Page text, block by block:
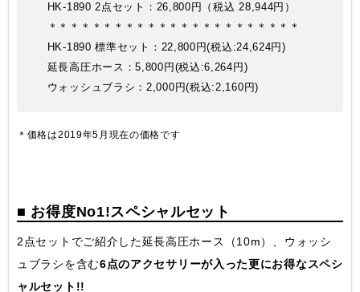
HK-1890 2点セット：26,800円（税込 28,944円）
＊＊＊＊＊＊＊＊＊＊＊＊＊＊＊＊＊＊＊＊＊＊＊
HK-1890 標準セット：22,800円(税込:24,624円)
延長高圧ホース：5,800円(税込:6,264円)
ウォッシュブラシ：2,000円(税込:2,160円)
＊価格は2019年5月現在の価格です
■ お得度No1!スペシャルセット
2点セットでご紹介した延長高圧ホース（10m）、ウォッシ
ュブラシを含む6点のアクセサリーが入った更にお得なスペシ
ャルセット!!